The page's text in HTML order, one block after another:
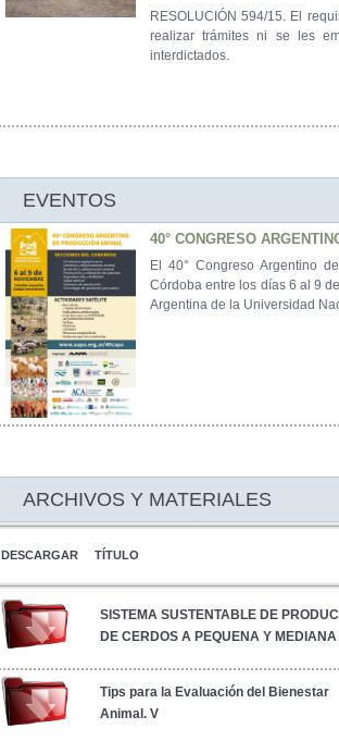
RESOLUCIÓN 594/15. El
realizar trámites ni se les
interdictados.
EVENTOS
40° CONGRESO
El 40° Congreso Argentino
Córdoba entre los días 6 al 9
Argentina de la Universidad
ARCHIVOS Y MATERIALES
DESCARGAR TÍTULO
SISTEMA SUSTENTABLE DE
DE CERDOS A PEQUENA Y MEDIANA
Tips para la Evaluación del Bienestar
Animal. V